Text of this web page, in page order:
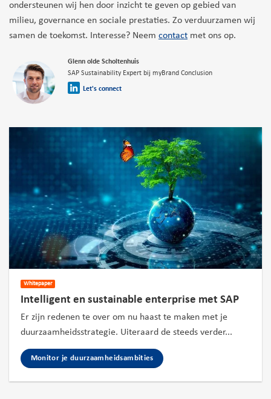
ondersteunen wij hen door inzicht te geven op gebied van
milieu, governance en sociale prestaties. Zo verduurzamen wij
samen de toekomst. Interesse? Neem contact met ons op.
Glenn olde Scholtenhuis
SAP Sustainability Expert bij myBrand Conclusion
Let's connect
Whitepaper
Intelligent en sustainable enterprise met SAP
Er zijn redenen te over om nu haast te maken met je
duurzaamheidsstrategie. Uiteraard de steeds verder...
Monitor je duurzaamheidsambities